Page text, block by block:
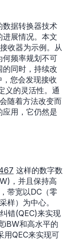
数据转换器技术
展情况。本文
收器为示例。从
何频率规划不可
同时，持续改
您会发现接收
义的灵活性。通
随着方法改变而
用，它仍然是
这样的数字数
，并且保持高
带宽以DC（零
样）为中心。
错(QEC)来实现
iBW和高水平的
用QEC来实现可